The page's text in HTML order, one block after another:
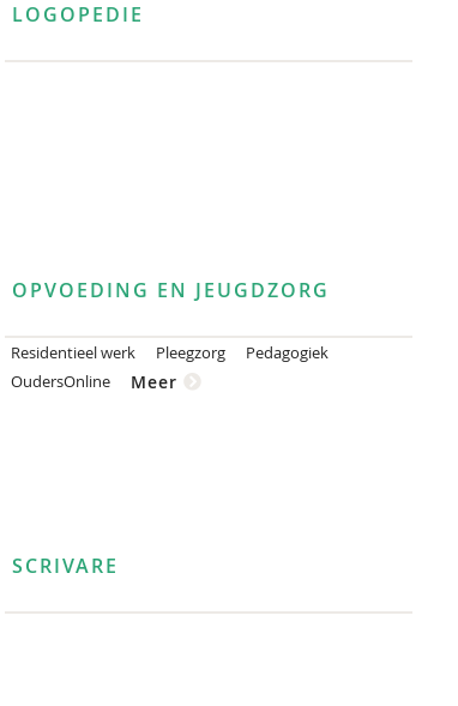
LOGOPEDIE
OPVOEDING EN JEUGDZORG
Residentieel werk Pleegzorg
Pedagogiek
OudersOnline
Meer
SCRIVARE